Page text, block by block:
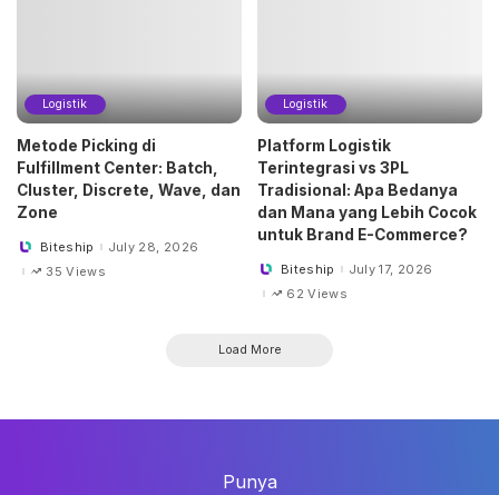
Logistik
Metode Picking di
Fulfillment Center: Batch,
Cluster, Discrete, Wave, dan
Zone
PostedBiteship
July 28, 2026
35 Views
Logistik
Platform Logistik
Terintegrasi vs 3PL
Tradisional: Apa Bedanya
dan Mana yang Lebih Cocok
untuk Brand E-Commerce?
PostedBiteship
July 17, 2026
62 Views
Load More
Punya